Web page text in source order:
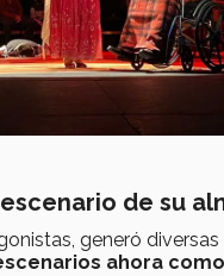
de su
generó
ahora